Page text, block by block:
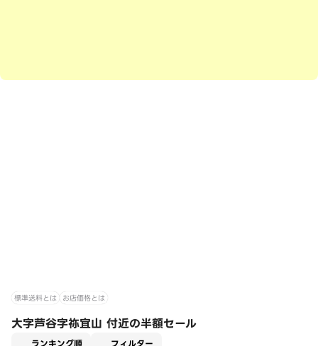
標準送料とは お店価格とは
大字芦谷字祢宜山 付近の半額セール